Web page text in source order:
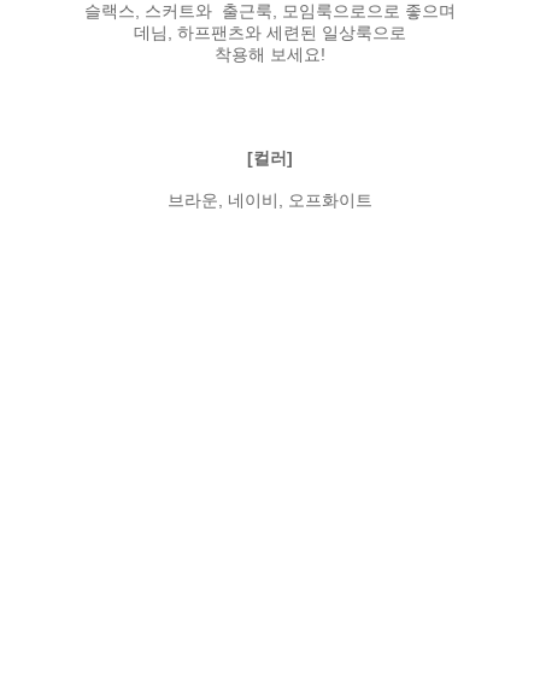
슬랙스, 스커트와 출근룩, 모임룩으로으로 좋으며
데님, 하프팬츠와 세련된 일상룩으로
착용해 보세요!
[컬러]
브라운, 네이비, 오프화이트